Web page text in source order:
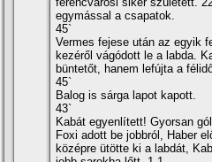
egymással a csapatok.
45`
Vermes fejese után az egyik
kezéről vágódott le a labda.
büntetőt, hanem lefújta a
45`
Balog is sárga lapot kapott.
43`
Kabát egyenlí­tett! Gyorsan
Foxi adott be jobbról, Haber
középre ütötte ki a labdát,